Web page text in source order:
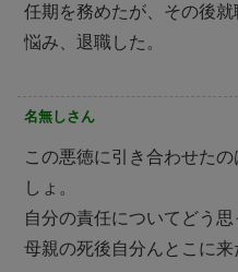
任期を務めたが、その後
悩み、退職した。
名無しさん
この悪徳に引き合わせた
しょ。
自分の責任についてどう思
母親の死後自分んとこに